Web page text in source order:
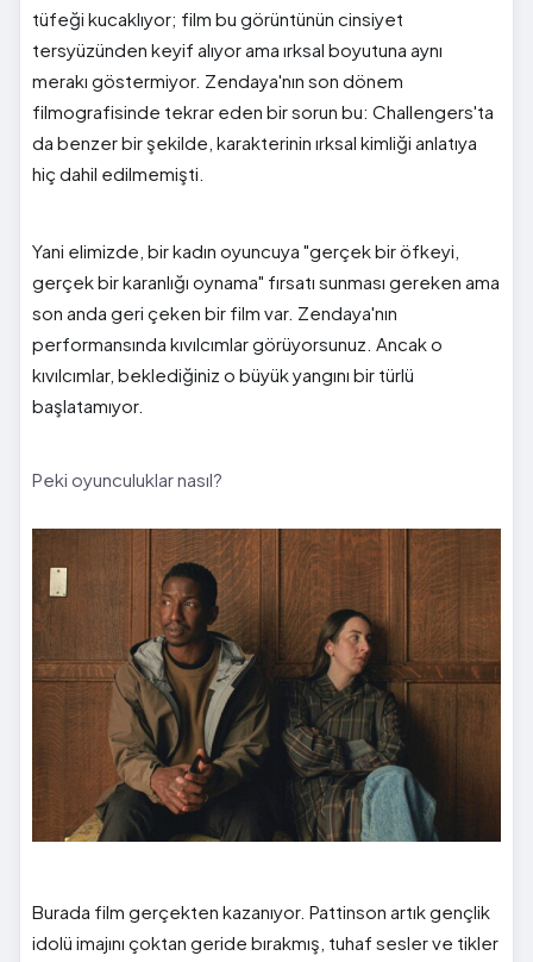
tüfeği kucaklıyor; film bu görüntünün cinsiyet
tersyüzünden keyif alıyor ama ırksal boyutuna aynı
merakı göstermiyor. Zendaya'nın son dönem
filmografisinde tekrar eden bir sorun bu: Challengers'ta
da benzer bir şekilde, karakterinin ırksal kimliği anlatıya
hiç dahil edilmemişti.
Yani elimizde, bir kadın oyuncuya "gerçek bir öfkeyi,
gerçek bir karanlığı oynama" fırsatı sunması gereken ama
son anda geri çeken bir film var. Zendaya'nın
performansında kıvılcımlar görüyorsunuz. Ancak o
kıvılcımlar, beklediğiniz o büyük yangını bir türlü
başlatamıyor.
Peki oyunculuklar nasıl?
Burada film gerçekten kazanıyor. Pattinson artık gençlik
idolü imajını çoktan geride bırakmış, tuhaf sesler ve tikler